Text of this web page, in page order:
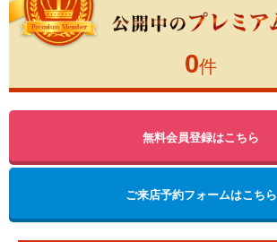
0件
無料会員登録はこちら
ご来店予約フォームはこちら